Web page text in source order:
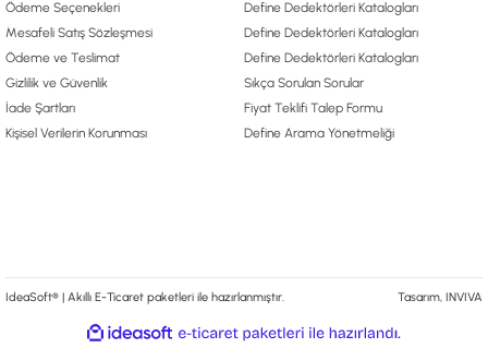
Ödeme Seçenekleri
Mesafeli Satış Sözleşmesi
Ödeme ve Teslimat
Gizlilik ve Güvenlik
İade Şartları
Kişisel Verilerin Korunması
Define Dedektörleri Katalogları
Define Dedektörleri Katalogları
Define Dedektörleri Katalogları
Sıkça Sorulan Sorular
Fiyat Teklifi Talep Formu
Define Arama Yönetmeliği
IdeaSoft® | Akıllı E-Ticaret paketleri ile hazırlanmıştır. Tasarım, INVIVA
ideasoft
e-